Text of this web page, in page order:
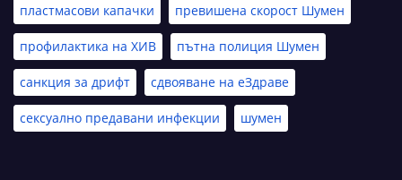
пластмасови капачки превишена скорост Шумен
профилактика на ХИВ пътна полиция Шумен
санкция за дрифт сдвояване на еЗдраве
сексуално предавани инфекции шумен